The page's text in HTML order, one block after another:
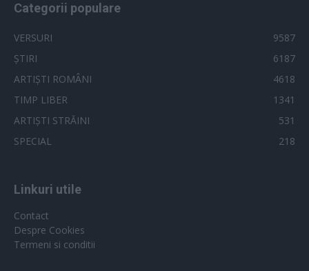
Categorii populare
VERSURI
9587
ȘTIRI
6187
ARTIȘTI ROMÂNI
4618
TIMP LIBER
1341
ARTIȘTI STRĂINI
531
SPECIAL
218
Linkuri utile
Contact
Despre Cookies
Termeni si conditii